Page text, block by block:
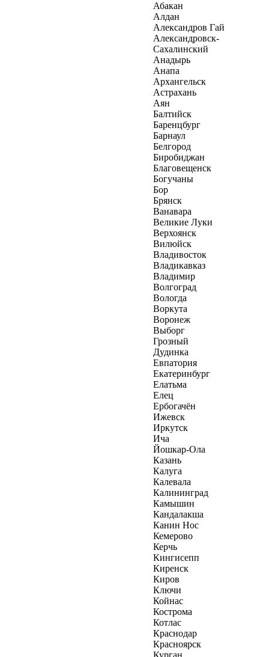
Абакан
Алдан
Александров Гай
Александровск-
Сахалинский
Анадырь
Анапа
Архангельск
Астрахань
Аян
Балтийск
Баренцбург
Барнаул
Белгород
Биробиджан
Благовещенск
Богучаны
Бор
Брянск
Ванавара
Великие Луки
Верхоянск
Вилюйск
Владивосток
Владикавказ
Владимир
Волгоград
Вологда
Воркута
Воронеж
Выборг
Грозный
Дудинка
Евпатория
Екатеринбург
Елатьма
Елец
Ербогачён
Ижевск
Иркутск
Ича
Йошкар-Ола
Казань
Калуга
Калевала
Калининград
Камышин
Кандалакша
Канин Нос
Кемерово
Керчь
Кингисепп
Киренск
Киров
Ключи
Койнас
Кострома
Котлас
Краснодар
Красноярск